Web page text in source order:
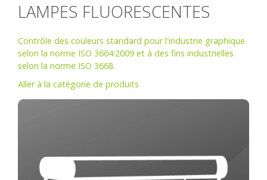
LAMPES FLUORESCENTES
Contrôle des couleurs standard pour l'industrie graphique
selon la norme ISO 3664:2009 et à des fins industrielles
selon la norme ISO 3668.
Aller à la catégorie de produits